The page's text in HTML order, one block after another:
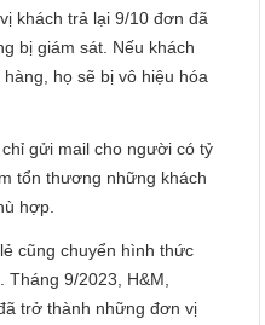
khách trả lại 9/10 đơn đã
bị giám sát. Nếu khách
họ sẽ bị vô hiệu hóa
gửi mail cho người có tỷ
tổn thương những khách
hợp.
cũng chuyển hình thức
9/2023, H&M,
trở thành những đơn vị